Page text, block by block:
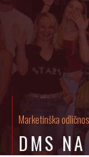
Marketinška
DMS